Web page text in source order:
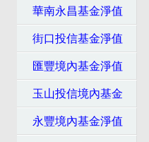
華南永昌基金淨值
街口投信基金淨值
匯豐境內基金淨值
玉山投信境內基金
永豐境內基金淨值